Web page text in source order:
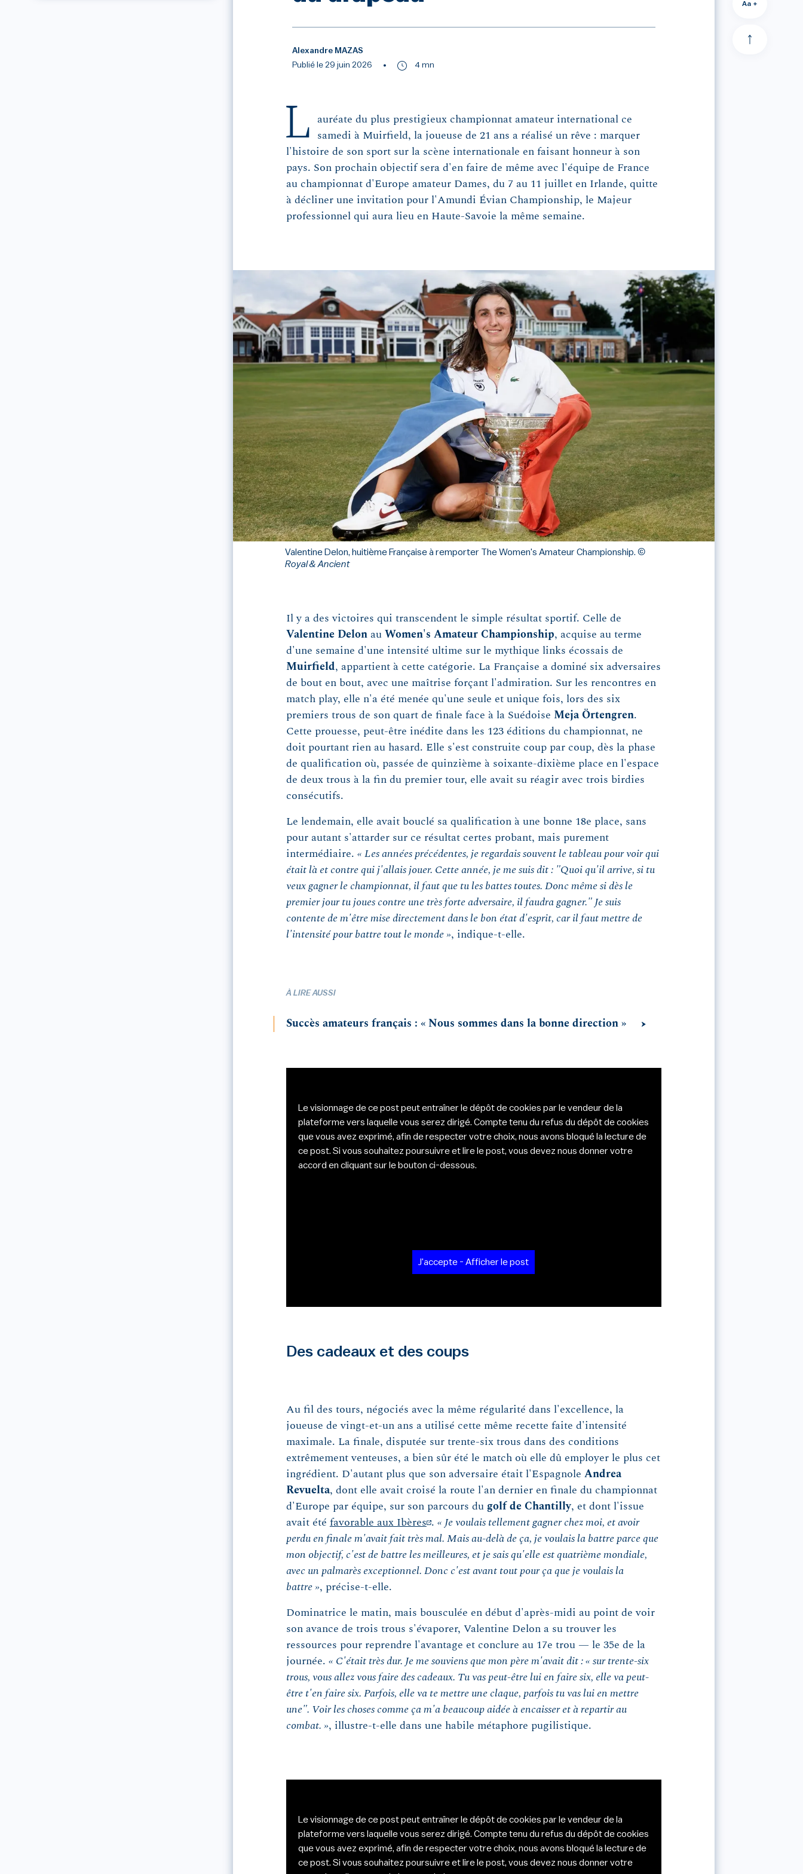
Alexandre MAZAS
Publié le 29 juin 2026
4 mn
L
auréate du plus prestigieux championnat amateur international ce
samedi à Muirfield, la joueuse de 21 ans a réalisé un rêve : marquer
l'histoire de son sport sur la scène internationale en faisant honneur à son
pays. Son prochain objectif sera d'en faire de même avec l'équipe de France
au championnat d'Europe amateur Dames, du 7 au 11 juillet en Irlande, quitte
à décliner une invitation pour l'Amundi Évian Championship, le Majeur
professionnel qui aura lieu en Haute-Savoie la même semaine.
Valentine Delon, huitième Française à remporter The Women's Amateur Championship. ©
Royal & Ancient
Il y a des victoires qui transcendent le simple résultat sportif. Celle de
Valentine Delonau Women's Amateur Championship, acquise au terme
d'une semaine d'une intensité ultime sur le mythique links écossais de
Muirfield, appartient à cette catégorie. La Française a dominé six adversaires
de bout en bout, avec une maîtrise forçant l'admiration. Sur les rencontres en
match play, elle n'a été menée qu'une seule et unique fois, lors des six
premiers trous de son quart de finale face à la Suédoise Meja Örtengren.
Cette prouesse, peut-être inédite dans les 123 éditions du championnat, ne
doit pourtant rien au hasard. Elle s'est construite coup par coup, dès la phase
de qualification où, passée de quinzième à soixante-dixième place en l'espace
de deux trous à la fin du premier tour, elle avait su réagir avec trois birdies
consécutifs.
Le lendemain, elle avait bouclé sa qualification à une bonne 18e place, sans
pour autant s'attarder sur ce résultat certes probant, mais purement
intermédiaire. « Les années précédentes, je regardais souvent le tableau pour voir qui
était là et contre qui j'allais jouer. Cette année, je me suis dit : "Quoi qu'il arrive, si tu
veux gagner le championnat, il faut que tu les battes toutes. Donc même si dès le
premier jour tu joues contre une très forte adversaire, il faudra gagner." Je suis
contente de m'être mise directement dans le bon état d'esprit, car il faut mettre de
l'intensité pour battre tout le monde », indique-t-elle.
À LIRE AUSSI
Succès amateurs français : « Nous sommes dans la bonne direction »
Le visionnage de ce post peut entraîner le dépôt de cookies par le vendeur de la
plateforme vers laquelle vous serez dirigé. Compte tenu du refus du dépôt de cookies
que vous avez exprimé, afin de respecter votre choix, nous avons bloqué la lecture de
ce post. Si vous souhaitez poursuivre et lire le post, vous devez nous donner votre
accord en cliquant sur le bouton ci-dessous.
J'accepte - Afficher le post
Des cadeaux et des coups
Au fil des tours, négociés avec la même régularité dans l'excellence, la
joueuse de vingt-et-un ans a utilisé cette même recette faite d'intensité
maximale. La finale, disputée sur trente-six trous dans des conditions
extrêmement venteuses, a bien sûr été le match où elle dû employer le plus cet
ingrédient. D'autant plus que son adversaire était l'Espagnole Andrea
Revuelta, dont elle avait croisé la route l'an dernier en finale du championnat
d'Europe par équipe, sur son parcours du golf de Chantilly, et dont l'issue
avait été favorable aux Ibères . « Je voulais tellement gagner chez moi, et avoir
perdu en finale m'avait fait très mal. Mais au-delà de ça, je voulais la battre parce que
mon objectif, c'est de battre les meilleures, et je sais qu'elle est quatrième mondiale,
avec un palmarès exceptionnel. Donc c'est avant tout pour ça que je voulais la
battre », précise-t-elle.
Dominatrice le matin, mais bousculée en début d'après-midi au point de voir
son avance de trois trous s'évaporer, Valentine Delon a su trouver les
ressources pour reprendre l'avantage et conclure au 17e trou — le 35e de la
journée. « C'était très dur. Je me souviens que mon père m'avait dit : « sur trente-six
trous, vous allez vous faire des cadeaux. Tu vas peut-être lui en faire six, elle va peut-
être t'en faire six. Parfois, elle va te mettre une claque, parfois tu vas lui en mettre
une". Voir les choses comme ça m'a beaucoup aidée à encaisser et à repartir au
combat. », illustre-t-elle dans une habile métaphore pugilistique.
Le visionnage de ce post peut entraîner le dépôt de cookies par le vendeur de la
plateforme vers laquelle vous serez dirigé. Compte tenu du refus du dépôt de cookies
que vous avez exprimé, afin de respecter votre choix, nous avons bloqué la lecture de
ce post. Si vous souhaitez poursuivre et lire le post, vous devez nous donner votre
Aa +